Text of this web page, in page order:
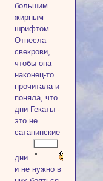
большим
жирным
шрифтом.
Отнесла
свекрови,
чтобы она
наконец-то
прочитала и
поняла, что
дни Гекаты -
это не
сатанинские
дни
и не нужно в